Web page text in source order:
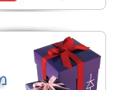
שעון יד
המחיר שלך